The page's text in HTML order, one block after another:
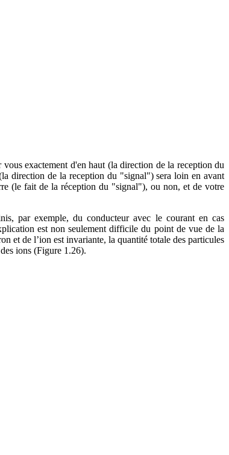
exactement d'en haut (la direction de la reception du
direction de la reception du "signal") sera loin en avant
(le fait de la réception du "signal"), ou non, et de votre
par exemple, du conducteur avec le courant en cas
est non seulement difficile du point de vue de la
et de l’ion est invariante, la quantité totale des particules
ions (Figure 1.26).